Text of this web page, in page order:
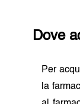
Dove
Per
la